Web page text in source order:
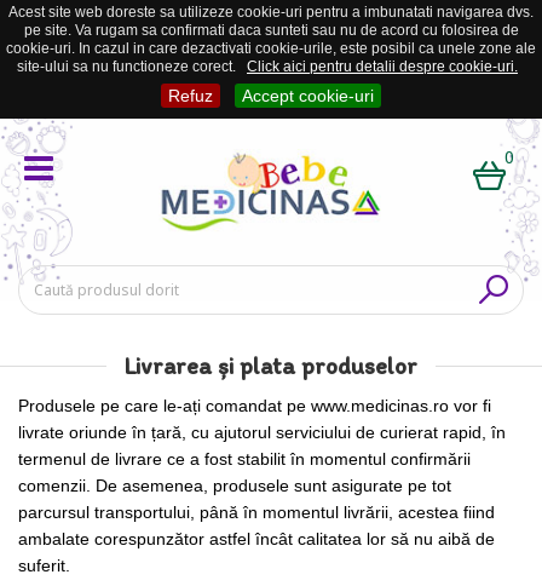
Acest site web doreste sa utilizeze cookie-uri pentru a imbunatati navigarea dvs.
pe site. Va rugam sa confirmati daca sunteti sau nu de acord cu folosirea de
cookie-uri. In cazul in care dezactivati cookie-urile, este posibil ca unele zone ale
site-ului sa nu functioneze corect.
Click aici pentru detalii despre cookie-uri.
Refuz Accept cookie-uri
0
Livrarea și plata produselor
Produsele pe care le-ați comandat pe www.medicinas.ro vor fi
livrate oriunde în țară, cu ajutorul serviciului de curierat rapid, în
termenul de livrare ce a fost stabilit în momentul confirmării
comenzii. De asemenea, produsele sunt asigurate pe tot
parcursul transportului, până în momentul livrării, acestea fiind
ambalate corespunzător astfel încât calitatea lor să nu aibă de
suferit.